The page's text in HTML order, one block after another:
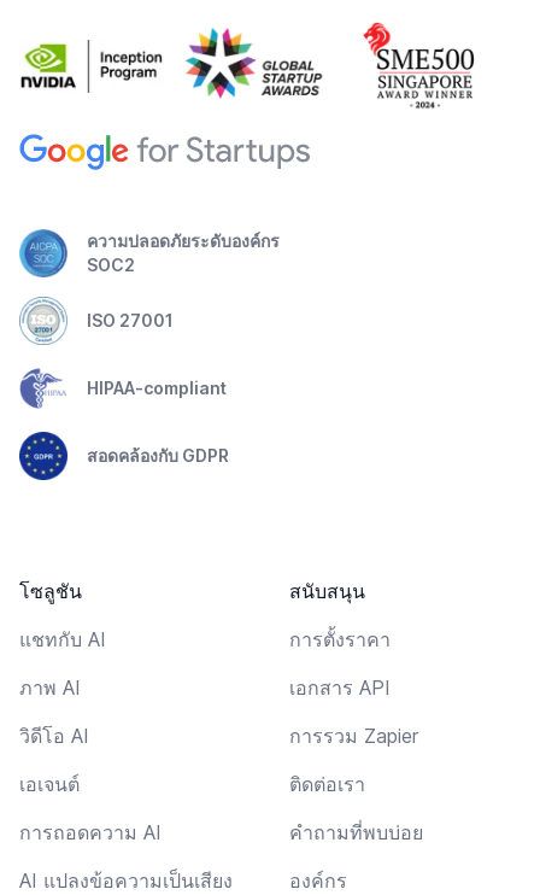
ความปลอดภัยระดับองค์กร
SOC2
ISO 27001
HIPAA-compliant
สอดคล้องกับ GDPR
โซลูชัน
แชทกับ AI
ภาพ AI
วิดีโอ AI
เอเจนต์
การถอดความ AI
AI แปลงข้อความเป็นเสียง
สนับสนุน
การตั้งราคา
เอกสาร API
การรวม Zapier
ติดต่อเรา
คำถามที่พบบ่อย
องค์กร